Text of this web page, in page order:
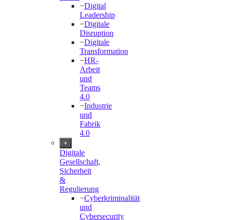
−Digital
Leadership
−Digitale
Disruption
−Digitale
Transformation
−HR-
Arbeit
und
Teams
4.0
−Industrie
und
Fabrik
4.0
+
Digitale
Gesellschaft,
Sicherheit
&
Regulierung
−Cyberkriminalität
und
Cybersecurity